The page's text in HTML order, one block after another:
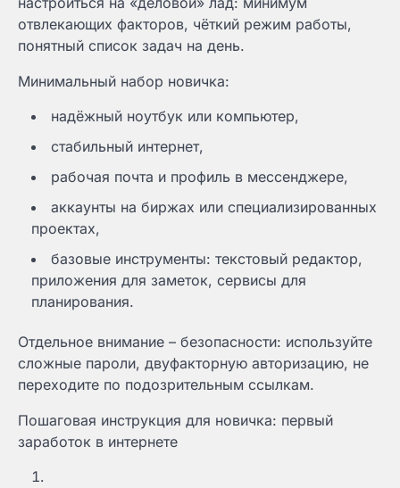
отвлекающих факторов, чёткий режим работы,
понятный список задач на день.
Минимальный набор новичка:
надёжный ноутбук или компьютер,
стабильный интернет,
рабочая почта и профиль в мессенджере,
аккаунты на биржах или специализированных
проектах,
базовые инструменты: текстовый редактор,
приложения для заметок, сервисы для
планирования.
Отдельное внимание – безопасности: используйте
сложные пароли, двуфакторную авторизацию, не
переходите по подозрительным ссылкам.
Пошаговая инструкция для новичка: первый
заработок в интернете